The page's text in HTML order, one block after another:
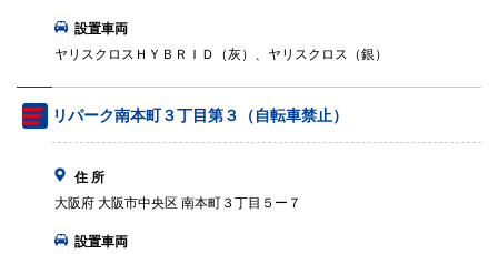
設置車両
ヤリスクロスＨＹＢＲＩＤ（灰）、ヤリスクロス（銀）
リパーク南本町３丁目第３（自転車禁止）
住 所
大阪府 大阪市中央区 南本町３丁目５ー７
設置車両